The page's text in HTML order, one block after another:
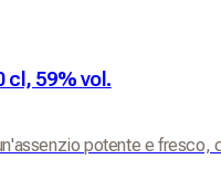
cl, 59% vol.
potente e fresco,